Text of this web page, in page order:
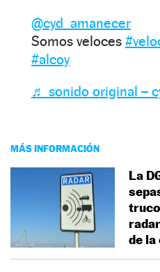
@cyd_amanecer
Somos veloces
#alcoy
♬ sonido original –
MÁS INFORMACIÓN
La
de